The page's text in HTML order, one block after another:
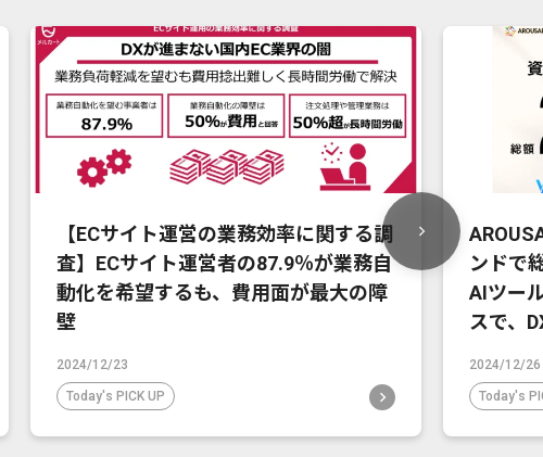
【ECサイト運営の業務効率に関する調
査】ECサイト運営者の87.9％が業務自
動化を希望するも、費用面が最大の障
壁
2024/12/23
Today's PICK UP
ンドで
AIツー
スで、
2024/12/26
Today's